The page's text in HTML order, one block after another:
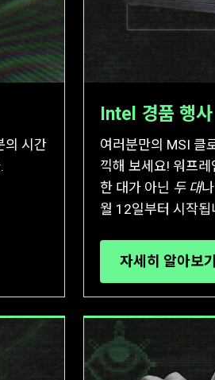
의 시간
Intel 경품 행사
여러분만의 MSI 클
끽해 보세요! 워프
한 대가 아닌 두 대
월 12일부터 시작됩
자세히 알아보기